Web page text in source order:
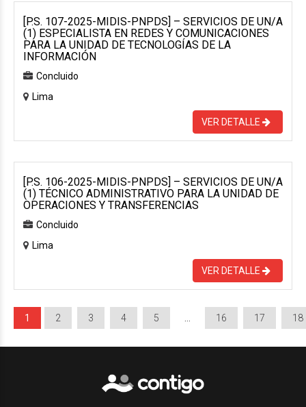
[P.S. 107-2025-MIDIS-PNPDS] – SERVICIOS DE UN/A
(1) ESPECIALISTA EN REDES Y COMUNICACIONES
PARA LA UNIDAD DE TECNOLOGÍAS DE LA
INFORMACIÓN
Concluido
Lima
VER DETALLE
[P.S. 106-2025-MIDIS-PNPDS] – SERVICIOS DE UN/A
(1) TÉCNICO ADMINISTRATIVO PARA LA UNIDAD DE
OPERACIONES Y TRANSFERENCIAS
Concluido
Lima
VER DETALLE
1 2 3 4 5 16 17 18